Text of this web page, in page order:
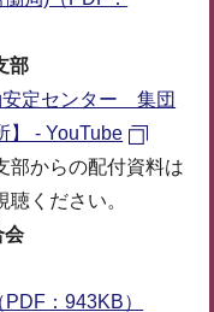
部
定センター 集団
】 - YouTube
部からの配付資料は
ください。
会
：943KB）